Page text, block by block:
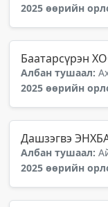
2025 өөрийн
Баатарсүрэн
Албан тушаал:
2025 өөрийн
Дашзэгвэ
Албан тушаал:
2025 өөрийн